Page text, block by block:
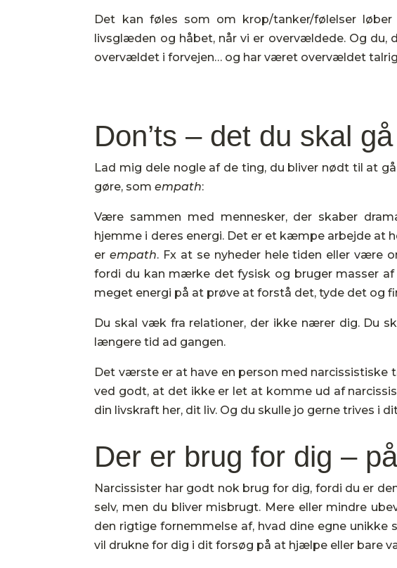
Det kan føles som om krop/tanker/følelser
livsglæden og håbet, når vi er overvældede. Og du,
overvældet i forvejen… og har været overvældet
Don’ts – det du skal
Lad mig dele nogle af de ting, du bliver nødt til at
gøre, somempath:
Være sammen med mennesker, der skaber
hjemme i deres energi. Det er et kæmpe arbejde at
erempath. Fx at se nyheder hele tiden eller være
fordi du kan mærke det fysisk og bruger masser
meget energi på at prøve at forstå det, tyde det og
Du skal væk fra relationer, der ikke nærer dig. Du
længere tid ad gangen.
Det værste er at have en person med
ved godt, at det ikke er let at komme ud af
din livskraft her, dit liv. Og du skulle jo gerne trives i
Der er brug for dig –
Narcissister har godt nok brug for dig, fordi du er
selv, men du bliver misbrugt. Mere eller mindre
den rigtige fornemmelse af, hvad dine egne unikke
vil drukne for dig i dit forsøg på at hjælpe eller bare